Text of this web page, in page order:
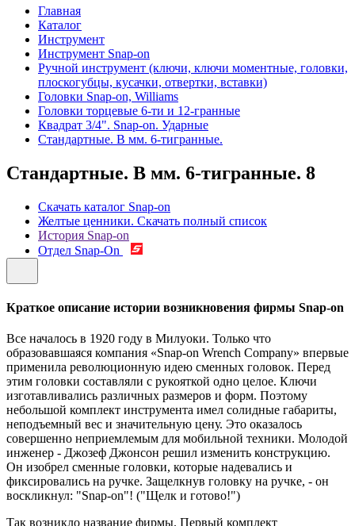
Главная
Каталог
Инструмент
Инструмент Snap-on
Ручной инструмент (ключи, ключи моментные, головки,
плоскогубцы, кусачки, отвертки, вставки)
Головки Snap-on, Williams
Головки торцевые 6-ти и 12-гранные
Квадрат 3/4". Snap-on. Ударные
Стандартные. В мм. 6-тигранные.
Стандартные. В мм. 6-тигранные. 8
Скачать каталог Snap-on
Желтые ценники. Скачать полный список
История Snap-on
Отдел Snap-On
Краткое описание истории возникновения фирмы Snap-on
Все началось в 1920 году в Милуоки. Только что
образовавшаяся компания «Snap-on Wrench Company» впервые
применила революционную идею сменных головок. Перед
этим головки составляли с рукояткой одно целое. Ключи
изготавливались различных размеров и форм. Поэтому
небольшой комплект инструмента имел солидные габариты,
неподъемный вес и значительную цену. Это оказалось
совершенно неприемлемым для мобильной техники. Молодой
инженер - Джозеф Джонсон решил изменить конструкцию.
Он изобрел сменные головки, которые надевались и
фиксировались на ручке. Защелкнув головку на ручке, - он
воскликнул: "Snap-on"! ("Щелк и готово!")
Так возникло название фирмы. Первый комплект